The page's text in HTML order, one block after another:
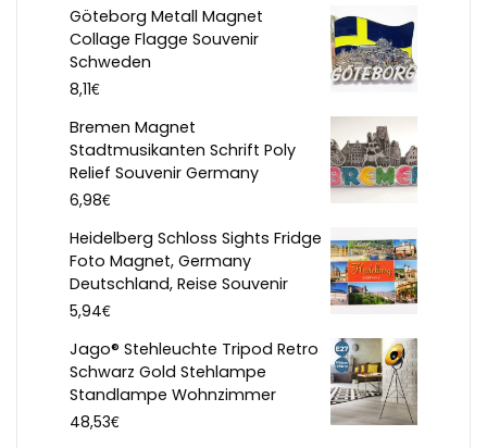
Göteborg Metall Magnet
Collage Flagge Souvenir
Schweden
8,11€
Bremen Magnet
Stadtmusikanten Schrift Poly
Relief Souvenir Germany
6,98€
Heidelberg Schloss Sights Fridge
Foto Magnet, Germany
Deutschland, Reise Souvenir
5,94€
Jago® Stehleuchte Tripod Retro
Schwarz Gold Stehlampe
Standlampe Wohnzimmer
48,53€